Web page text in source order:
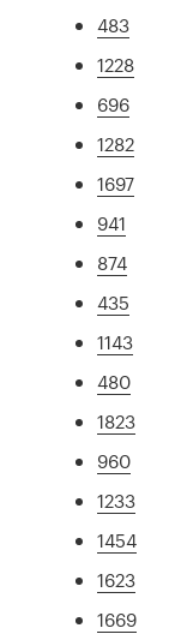
483
1228
696
1282
1697
941
874
435
1143
480
1823
960
1233
1454
1623
1669